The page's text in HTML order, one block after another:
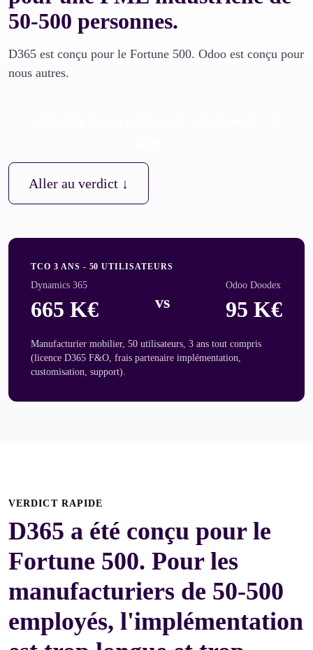
50-500 personnes.
D365 est conçu pour le Fortune 500. Odoo est conçu pour
nous autres.
Aller au verdict ↓
TCO 3 ANS - 50 UTILISATEURS
Dynamics 365
665 K€ vs
Odoo Doodex
95 K€
Manufacturier mobilier, 50 utilisateurs, 3 ans tout compris
(licence D365 F&O, frais partenaire implémentation,
customisation, support).
VERDICT RAPIDE
D365 a été conçu pour le
Fortune 500. Pour les
manufacturiers de 50-500
employés, l'implémentation